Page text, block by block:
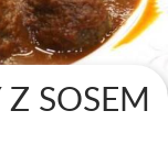
SOSEM